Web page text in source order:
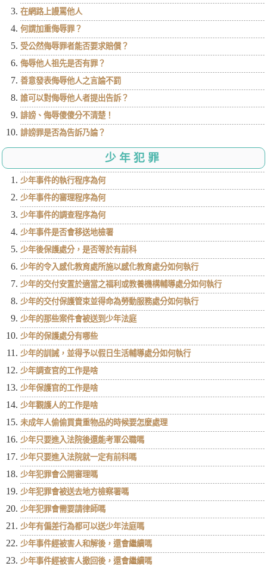
在網路上謾罵他人
何謂加重侮辱罪？
受公然侮辱罪者能否要求賠償？
侮辱他人祖先是否有罪？
善意發表侮辱他人之言論不罰
誰可以對侮辱他人者提出告訴？
誹謗、侮辱傻傻分不清楚！
誹謗罪是否為告訴乃論？
少年犯罪
少年事件的執行程序為何
少年事件的審理程序為何
少年事件的調查程序為何
少年事件是否會移送地檢署
少年後保護處分，是否等於有前科
少年的令入感化教育處所施以感化教育處分如何執行
少年的交付安置於適當之福利或教養機構輔導處分如何執行
少年的交付保護管束並得命為勞動服務處分如何執行
少年的那些案件會被送到少年法庭
少年的保護處分有哪些
少年的訓誡，並得予以假日生活輔導處分如何執行
少年調查官的工作是啥
少年保護官的工作是啥
少年觀護人的工作是啥
未成年人偷偷買貴重物品的時候要怎麼處理
少年只要進入法院後還能考軍公職嗎
少年只要進入法院就一定有前科嗎
少年犯罪會公開審理嗎
少年犯罪會被送去地方檢察署嗎
少年犯罪會需要請律師嗎
少年有偏差行為都可以送少年法庭嗎
少年事件經被害人和解後，還會繼續嗎
少年事件經被害人撤回後，還會繼續嗎